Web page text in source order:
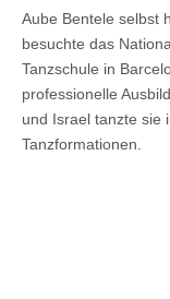
Aube Bentele selbst
besuchte das
Tanzschule in
professionelle
und Israel tanzte sie
Tanzformationen.